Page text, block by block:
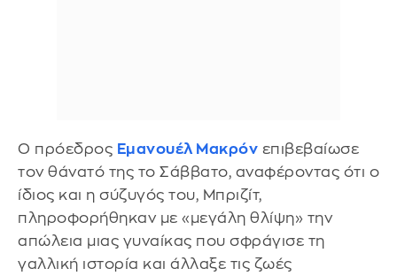
Ο πρόεδρος Εμανουέλ Μακρόν επιβεβαίωσε
τον θάνατό της το Σάββατο, αναφέροντας ότι ο
ίδιος και η σύζυγός του, Μπριζίτ,
πληροφορήθηκαν με «μεγάλη θλίψη» την
απώλεια μιας γυναίκας που σφράγισε τη
γαλλική ιστορία και άλλαξε τις ζωές